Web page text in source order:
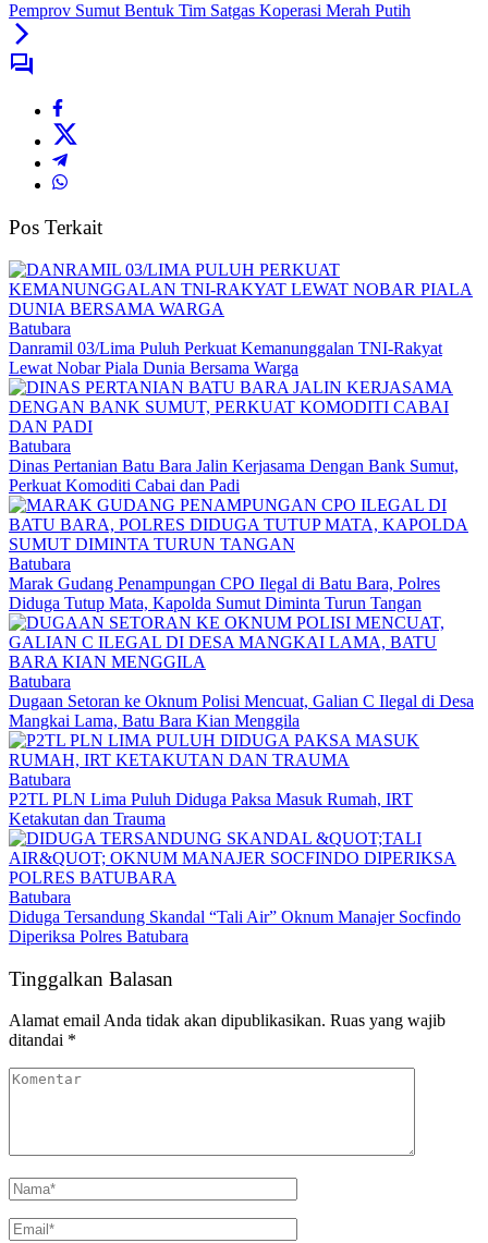
Pemprov Sumut Bentuk Tim Satgas Koperasi Merah Putih
Pos Terkait
Batubara
Danramil 03/Lima Puluh Perkuat Kemanunggalan TNI-Rakyat
Lewat Nobar Piala Dunia Bersama Warga
Batubara
Dinas Pertanian Batu Bara Jalin Kerjasama Dengan Bank Sumut,
Perkuat Komoditi Cabai dan Padi
Batubara
Marak Gudang Penampungan CPO Ilegal di Batu Bara, Polres
Diduga Tutup Mata, Kapolda Sumut Diminta Turun Tangan
Batubara
Dugaan Setoran ke Oknum Polisi Mencuat, Galian C Ilegal di Desa
Mangkai Lama, Batu Bara Kian Menggila
Batubara
P2TL PLN Lima Puluh Diduga Paksa Masuk Rumah, IRT
Ketakutan dan Trauma
Batubara
Diduga Tersandung Skandal “Tali Air” Oknum Manajer Socfindo
Diperiksa Polres Batubara
Tinggalkan Balasan
Alamat email Anda tidak akan dipublikasikan. Ruas yang wajib
ditandai *